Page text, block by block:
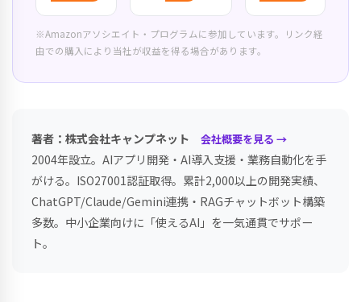
※Amazonアソシエイト・プログラムに参加しています。リンク経
由での購入により当社が収益を得る場合があります。
著者：株式会社キャンプネット 会社概要を見る →
2004年設立。AIアプリ開発・AI導入支援・業務自動化を手
がける。ISO27001認証取得。累計2,000以上の開発実績、
ChatGPT/Claude/Gemini連携・RAGチャットボット構築
多数。中小企業向けに「使えるAI」を一気通貫でサポー
ト。